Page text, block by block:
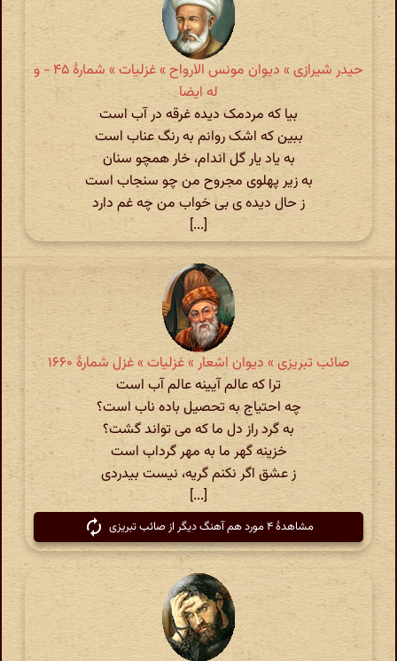
حیدر شیرازی » دیوان مونس الارواح » غزلیات » شمارهٔ ۴۵ - و
له ایضا
بیا که مردمک دیده غرقه در آب است
ببین که اشک روانم به رنگ عناب است
به یاد یار گل اندام، خار همچو سنان
به زیر پهلوی مجروح من چو سنجاب است
ز حال دیده ی بی خواب من چه غم دارد
[...]
صائب تبریزی » دیوان اشعار » غزلیات » غزل شمارهٔ ۱۶۶۰
ترا که عالم آیینه عالم آب است
چه احتیاج به تحصیل باده ناب است؟
به گرد راز دل ما که می تواند گشت؟
خزینه گهر ما به مهر گرداب است
ز عشق اگر نکنم گریه، نیست بیدردی
[...]
مشاهدهٔ ۴ مورد هم آهنگ دیگر از صائب تبریزی